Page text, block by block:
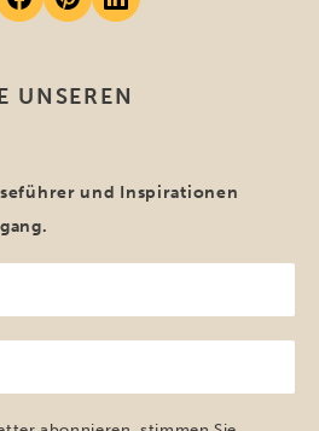
UNSEREN
und Inspirationen